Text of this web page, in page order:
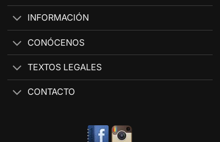
INFORMACIÓN
CONÓCENOS
TEXTOS LEGALES
CONTACTO